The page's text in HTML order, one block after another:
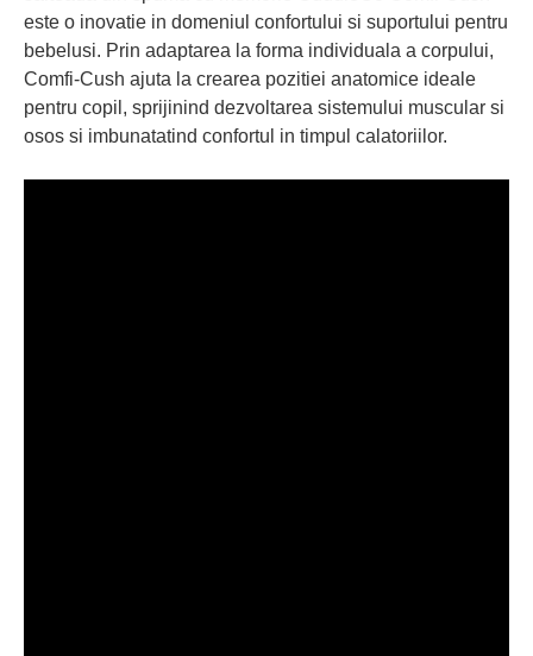
este o inovatie in domeniul confortului si suportului pentru
bebelusi. Prin adaptarea la forma individuala a corpului,
Comfi-Cush ajuta la crearea pozitiei anatomice ideale
pentru copil, sprijinind dezvoltarea sistemului muscular si
osos si imbunatatind confortul in timpul calatoriilor.